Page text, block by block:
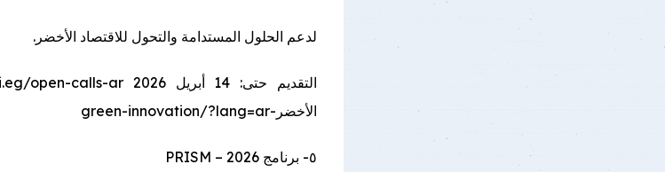
لدعم الحلول المستدامة والتحول للاقتصاد الأخضر.
الأخضر-green-innovation/?lang=ar
٥- برنامج PRISM – 2026